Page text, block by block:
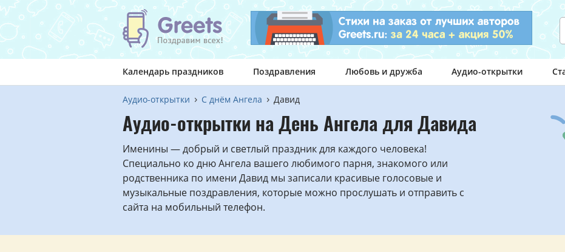
Календарь праздников Поздравления Любовь и дружба Аудио-открытки
Аудио-открытки С днём Ангела Давид
Аудио-открытки на День Ангела для Давида
Именины — добрый и светлый праздник для каждого человека!
Специально ко дню Ангела вашего любимого парня, знакомого или
родственника по имени Давид мы записали красивые голосовые и
музыкальные поздравления, которые можно прослушать и отправить с
сайта на мобильный телефон.